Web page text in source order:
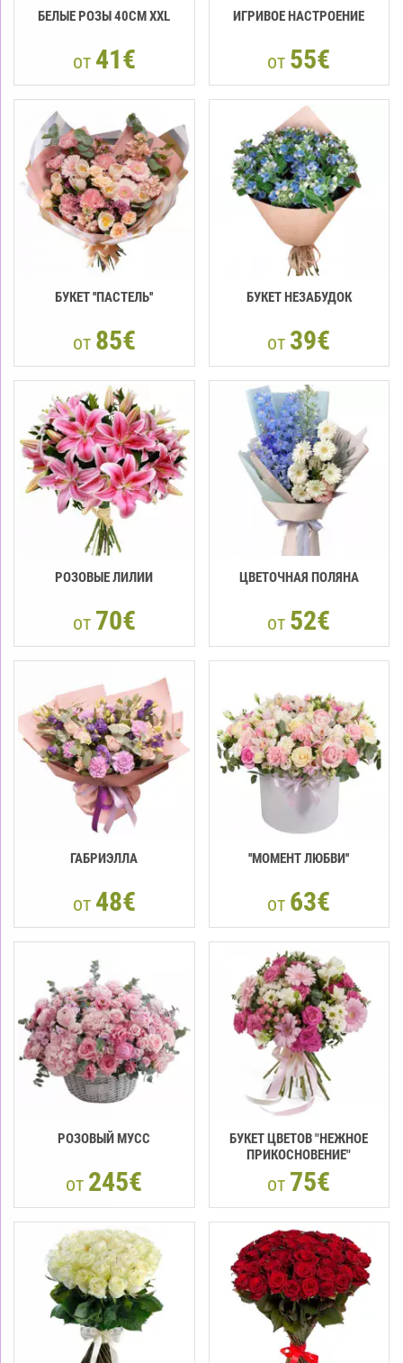
БЕЛЫЕ РОЗЫ 40СМ XXL
от 41€
ИГРИВОЕ НАСТРОЕНИЕ
от 55€
БУКЕТ ''ПАСТЕЛЬ''
от 85€
БУКЕТ НЕЗАБУДОК
от 39€
РОЗОВЫЕ ЛИЛИИ
от 70€
ЦВЕТОЧНАЯ ПОЛЯНА
от 52€
ГАБРИЭЛЛА
от 48€
''МОМЕНТ ЛЮБВИ''
от 63€
РОЗОВЫЙ МУСС
от 245€
БУКЕТ ЦВЕТОВ "НЕЖНОЕ
ПРИКОСНОВЕНИЕ"
от 75€